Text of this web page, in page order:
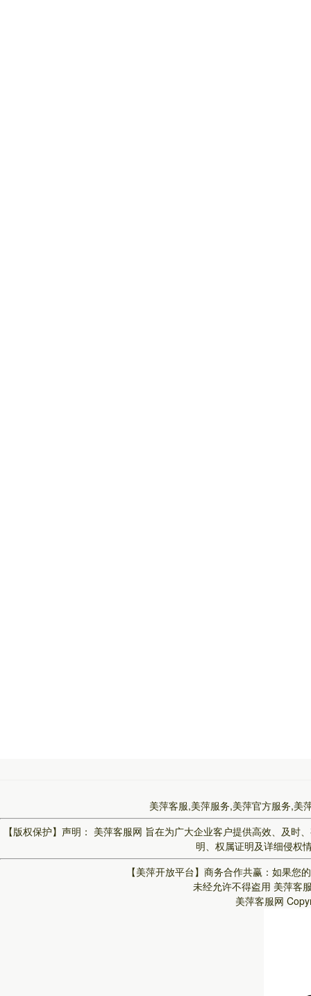
美萍客服,美萍服务,美萍官方服务,美
【版权保护】声明： 美萍客服网 旨在为广大企业客户提供高效、及时
明、权属证明及详细侵权
【美萍开放平台】 商务合作共赢：如果您
未经允许不得盗用 美萍客
美萍客服网